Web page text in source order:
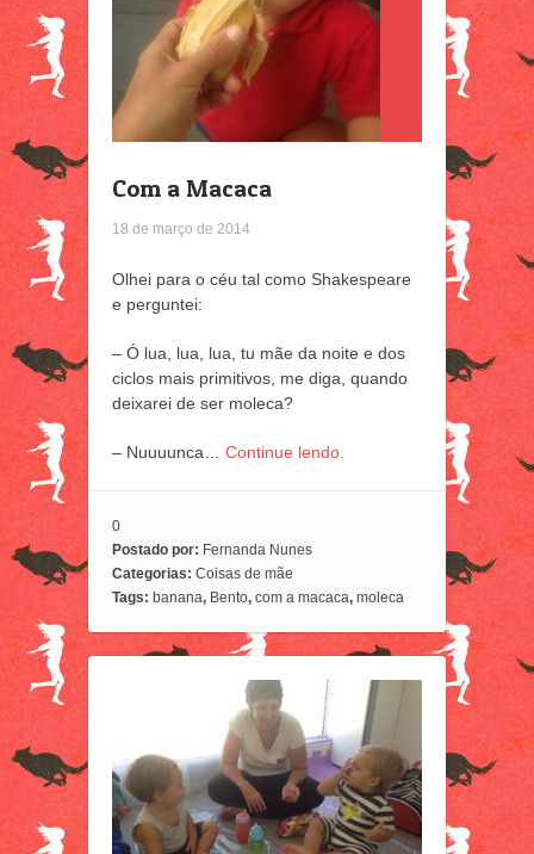
Com a Macaca
18 de março de 2014
Olhei para o céu tal como Shakespeare
e perguntei:
– Ó lua, lua, lua, tu mãe da noite e dos
ciclos mais primitivos, me diga, quando
deixarei de ser moleca?
– Nuuuunca… Continue lendo.
0
Postado por: Fernanda Nunes
Categorias: Coisas de mãe
Tags: banana, Bento, com a macaca, moleca